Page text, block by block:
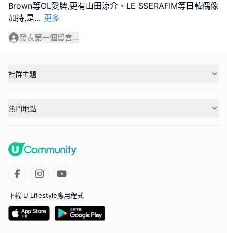
Brown等OL愛牌,更有山田涼介、LE SSERAFIM等日韓偶像
加持,是... 更多
發表第一個留言...
社群主題
熱門地點
下載 U Lifestyle應用程式